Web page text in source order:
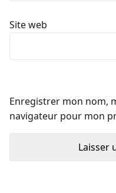
Site web
Enregistrer mon nom,
navigateur pour mon